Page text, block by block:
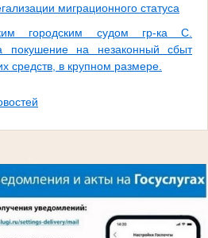
миграционного статуса
городским судом гр-ка С.
покушение на незаконный сбыт
средств, в крупном размере.